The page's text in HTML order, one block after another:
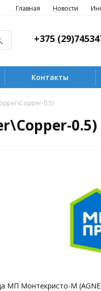
Главная Новости
+375
Контакты
0.5)
0.5)
МП Монтекристо-M